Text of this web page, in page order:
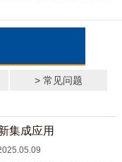
> 常见问题
集成应用